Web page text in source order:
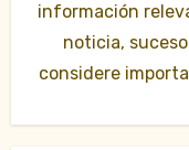
información
noticia,
considere